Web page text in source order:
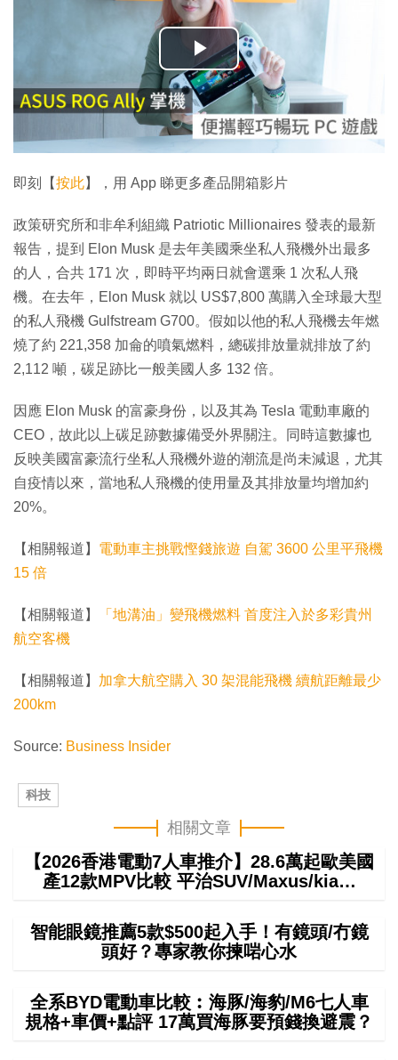
播
放
影
片
即刻【按此】，用 App 睇更多產品開箱影片
政策研究所和非牟利組織 Patriotic Millionaires 發表的最新
報告，提到 Elon Musk 是去年美國乘坐私人飛機外出最多
的人，合共 171 次，即時平均兩日就會選乘 1 次私人飛
機。在去年，Elon Musk 就以 US$7,800 萬購入全球最大型
的私人飛機 Gulfstream G700。假如以他的私人飛機去年燃
燒了約 221,358 加侖的噴氣燃料，總碳排放量就排放了約
2,112 噸，碳足跡比一般美國人多 132 倍。
因應 Elon Musk 的富豪身份，以及其為 Tesla 電動車廠的
CEO，故此以上碳足跡數據備受外界關注。同時這數據也
反映美國富豪流行坐私人飛機外遊的潮流是尚未減退，尤其
自疫情以來，當地私人飛機的使用量及其排放量均增加約
20%。
【相關報道】 電動車主挑戰慳錢旅遊 自駕 3600 公里平飛機
15 倍
【相關報道】
「地溝油」變飛機燃料 首度注入於多彩貴州
航空客機
【相關報道】 加拿大航空購入 30 架混能飛機 續航距離最少
200km
Source: Business Insider
科技
相關文章
【2026香港電動7人車推介】28.6萬起歐美國
產12款MPV比較 平治SUV/Maxus/kia…
智能眼鏡推薦5款$500起入手！有鏡頭/冇鏡
頭好？專家教你揀啱心水
全系BYD電動車比較︰海豚/海豹/M6七人車
規格+車價+點評 17萬買海豚要預錢換避震？